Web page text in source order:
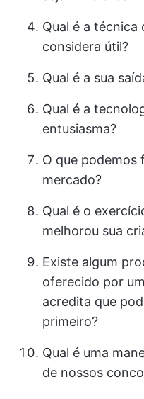
Qual é a
considera útil?
Qual é a sua
Qual é a
entusiasma?
O que podemos
mercado?
Qual é o
melhorou sua
Existe algum
oferecido por
acredita que
primeiro?
Qual é uma
de nossos